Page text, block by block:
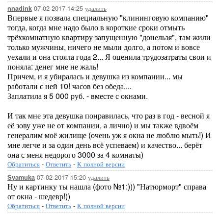
nnadink 07-02-2017-14:25 удалить
Впервые я позвала специальную "клининговую компанию"
тогда, когда мне надо было в короткие сроки отмыть
трёхкомнатную квартиру запущенную "донельзя", там жили
только мужчины, ничего не мыли долго, а потом и вовсе
уехали и она стояла года 2... Я оценила трудозатраты свои и
поняла: денег мне не жаль!
Причем, и я убиралась и девушка из компании... мы
работали с ней 10! часов без обеда....
Заплатила я 5 000 руб. - вместе с окнами.
И так мне эта девушка понравилась, что раз в год - весной я
её зову уже не от компании, а лично) и мы также вдвоём
генералим моё жилище (очень уж я окна не люблю мыть!) И
мне легче и за один день всё успеваем) и качество... берёт
она с меня недорого 3000 за 4 комнаты)
Обратиться - Ответить - К полной версии
Syamuka 07-02-2017-15:20 удалить
Ну и картинку ты нашла (фото №1:))) "Натюрморт" справа
от окна - шедевр!))
Обратиться - Ответить - К полной версии